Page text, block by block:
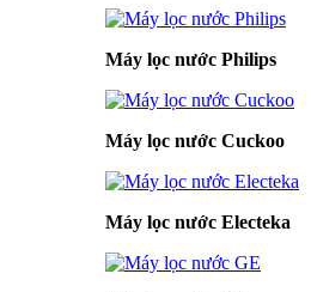
Máy lọc nước Philips
Máy lọc nước Cuckoo
Máy lọc nước Electeka